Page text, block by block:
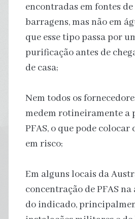
encontradas em fontes
barragens, mas não em
que esse tipo passa por
purificação antes de
de casa;
Nem todos os
medem rotineiramente a
PFAS, o que pode
em risco;
Em alguns locais da
concentração de PFAS
do indicado,